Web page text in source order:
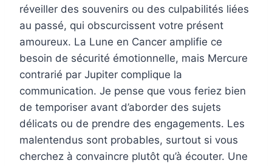
réveiller des souvenirs ou des culpabilités liées
au passé, qui obscurcissent votre présent
amoureux. La Lune en Cancer amplifie ce
besoin de sécurité émotionnelle, mais Mercure
contrarié par Jupiter complique la
communication. Je pense que vous feriez bien
de temporiser avant d’aborder des sujets
délicats ou de prendre des engagements. Les
malentendus sont probables, surtout si vous
cherchez à convaincre plutôt qu’à écouter. Une